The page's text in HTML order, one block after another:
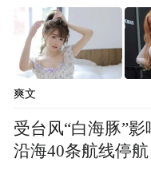
爽文
受台风“白海豚”影
沿海40条航线停航